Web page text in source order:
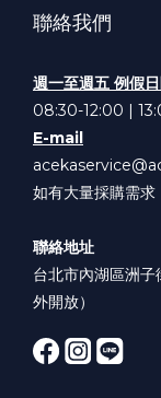
聯絡我們
週一至週五 例假
08:30-12:00 |
E-mail
如有大量採購需求
聯絡地址
台北市內湖區洲
外開放）